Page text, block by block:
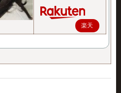
楽天